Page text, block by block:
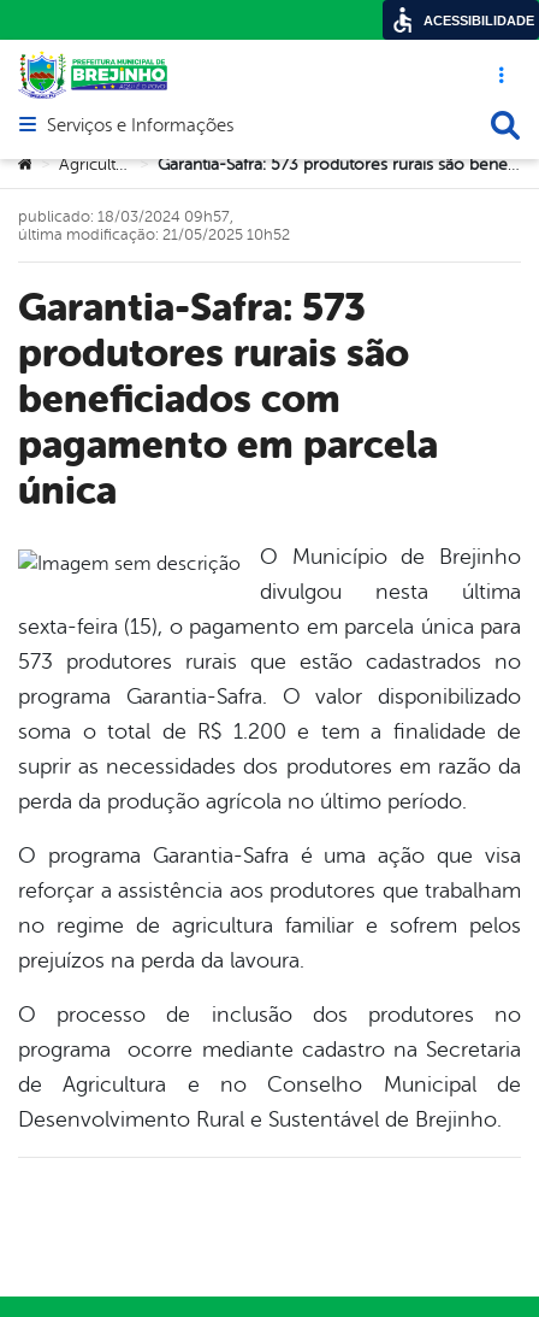
Acesso
Abrir menu principal de navegação
Serviços e Informações
Você está aqui:
> Agricultura > Garantia-Safra: 573 produtores rurais são beneficiados com pagamento em parcela única
Garantia-Safra: 573
produtores rurais são
beneficiados com
pagamento em parcela
única
publicado: 18/03/2024 09h57,
última modificação: 21/05/2025 10h52
O Município de Brejinho
divulgou nesta última
sexta-feira (15), o pagamento em parcela única para
573 produtores rurais que estão cadastrados no
programa Garantia-Safra. O valor disponibilizado
soma o total de R$ 1.200 e tem a finalidade de
suprir as necessidades dos produtores em razão da
perda da produção agrícola no último período.
O programa Garantia-Safra é uma ação que visa
reforçar a assistência aos produtores que trabalham
no regime de agricultura familiar e sofrem pelos
prejuízos na perda da lavoura.
O processo de inclusão dos produtores no
programa ocorre mediante cadastro na Secretaria
de Agricultura e no Conselho Municipal de
Desenvolvimento Rural e Sustentável de Brejinho.
ACESSIBILIDADE